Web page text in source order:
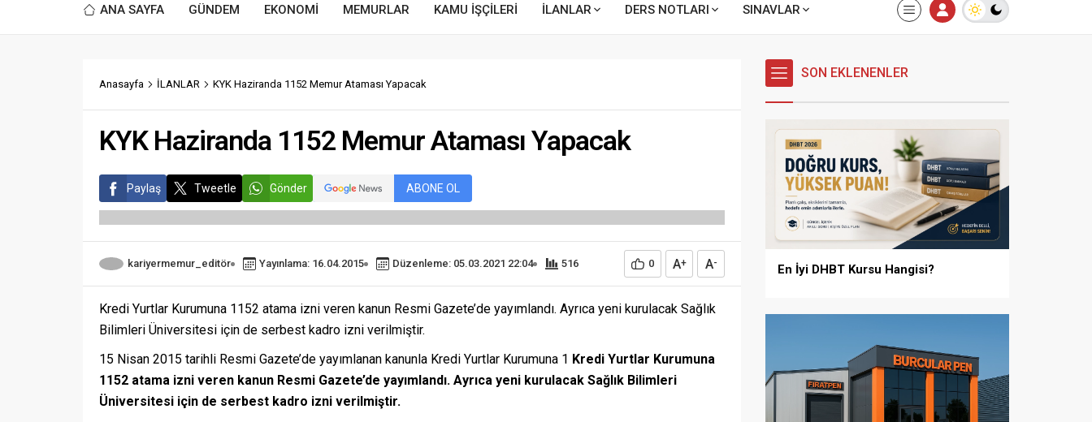
ANA SAYFA GÜNDEM EKONOMİ MEMURLAR KAMU İŞÇİLERİ İLANLAR DERS NOTLARI SINAVLAR
Anasayfa İLANLAR KYK Haziranda 1152 Memur Ataması Yapacak
KYK Haziranda 1152 Memur Ataması Yapacak
Paylaş Tweetle Gönder ABONE OL
kariyermemur_editör Yayınlama: 16.04.2015 Düzenleme: 05.03.2021 22:04 516 0 A+ A-
Kredi Yurtlar Kurumuna 1152 atama izni veren kanun Resmi Gazete’de yayımlandı. Ayrıca yeni kurulacak Sağlık
Bilimleri Üniversitesi için de serbest kadro izni verilmiştir.
15 Nisan 2015 tarihli Resmi Gazete’de yayımlanan kanunla Kredi Yurtlar Kurumuna 1 Kredi Yurtlar Kurumuna
1152 atama izni veren kanun Resmi Gazete’de yayımlandı. Ayrıca yeni kurulacak Sağlık Bilimleri
Üniversitesi için de serbest kadro izni verilmiştir.
SON EKLENENLER
En İyi DHBT Kursu Hangisi?